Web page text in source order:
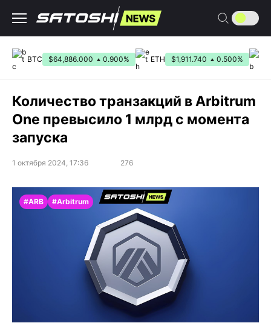
содержанию
BTC $64,886.000 0.900% ETH $1,911.740 0.500%
Количество транзакций в Arbitrum
One превысило 1 млрд с момента
запуска
1 октября 2024, 17:36 276
#ARB #Arbitrum